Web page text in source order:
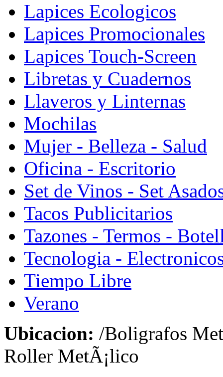
Lapices Ecologicos
Lapices Promocionales
Lapices Touch-Screen
Libretas y Cuadernos
Llaveros y Linternas
Mochilas
Mujer - Belleza - Salud
Oficina - Escritorio
Set de Vinos - Set
Tacos Publicitarios
Tazones - Termos -
Tecnologia -
Tiempo Libre
Verano
Ubicacion: /Boligrafos
Roller MetÃ¡lico